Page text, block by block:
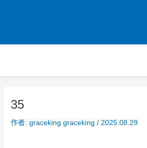
35
作者:graceking graceking/ 2025.08.29